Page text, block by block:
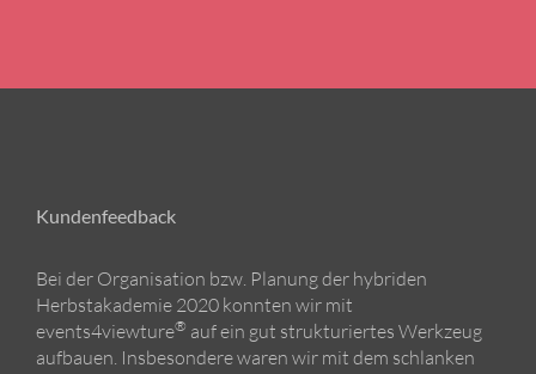
Kundenfeedback
Bei der Organisation bzw. Planung der hybriden
Herbstakademie 2020 konnten wir mit
events4viewture® auf ein gut strukturiertes Werkzeug
aufbauen. Insbesondere waren wir mit dem schlanken